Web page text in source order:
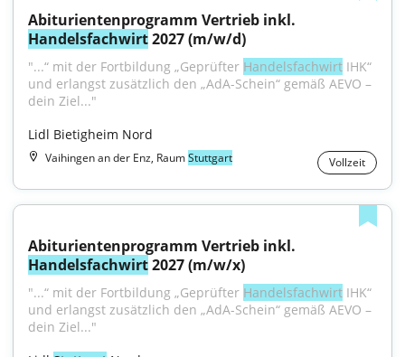
Handelsfachwirt 2027 (m/w/d)
"...“ mit der Fortbildung „Geprüfter Handelsfachwirt IHK“
und erlangst zusätzlich den „AdA-Schein“ gemäß AEVO –
dein Ziel..."
Lidl Bietigheim Nord
Vaihingen an der Enz, RaumStuttgart Vollzeit
Handelsfachwirt 2027 (m/w/x)
"...“ mit der Fortbildung „Geprüfter Handelsfachwirt IHK“
und erlangst zusätzlich den „AdA-Schein“ gemäß AEVO –
dein Ziel..."